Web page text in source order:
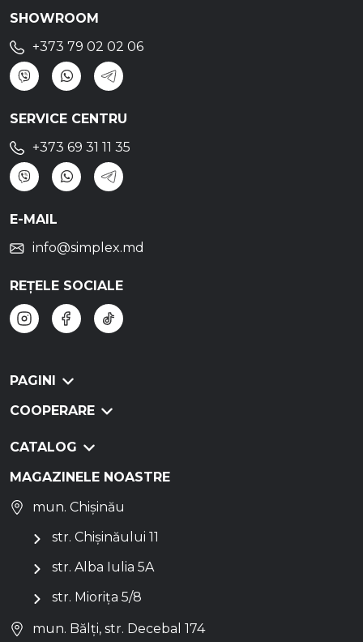
SHOWROOM
+373 79 02 02 06
SERVICE CENTRU
+373 69 31 11 35
E-MAIL
info@simplex.md
REȚELE SOCIALE
PAGINI
COOPERARE
CATALOG
MAGAZINELE NOASTRE
mun. Chișinău
str. Chișinăului 11
str. Alba Iulia 5A
str. Miorița 5/8
mun. Bălți, str. Decebal 174